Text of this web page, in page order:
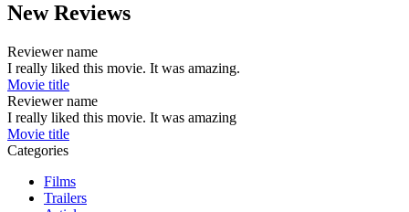
New Reviews
Reviewer name
I really liked this movie. It was amazing.
Movie title
Reviewer name
I really liked this movie. It was amazing
Movie title
Categories
Films
Trailers